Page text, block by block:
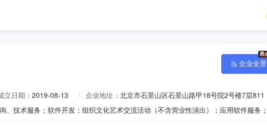
立日期： 2019-08-13 企业地址： 北京市石景山区石景山路甲18号院2号楼7层811
企业全景